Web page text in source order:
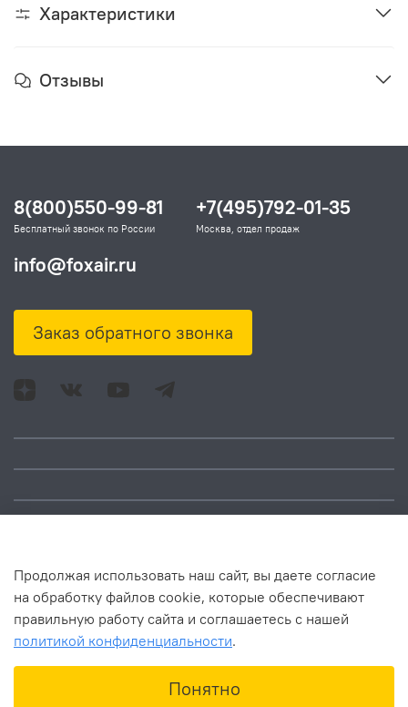
В корзину
Характеристики
Отзывы
Адрес: Москва, ул.
8(800)550-99-81
Бесплатный звонок по России
+7(495)792-01-35
Москва, отдел продаж
info@foxair.ru
Заказ обратного звонка
Продолжая использовать наш сайт, вы даете согласие
на обработку файлов cookie, которые обеспечивают
правильную работу сайта и соглашаетесь с нашей
политикой конфиденциальности.
Понятно